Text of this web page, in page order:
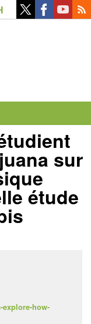
sur
étude
how-